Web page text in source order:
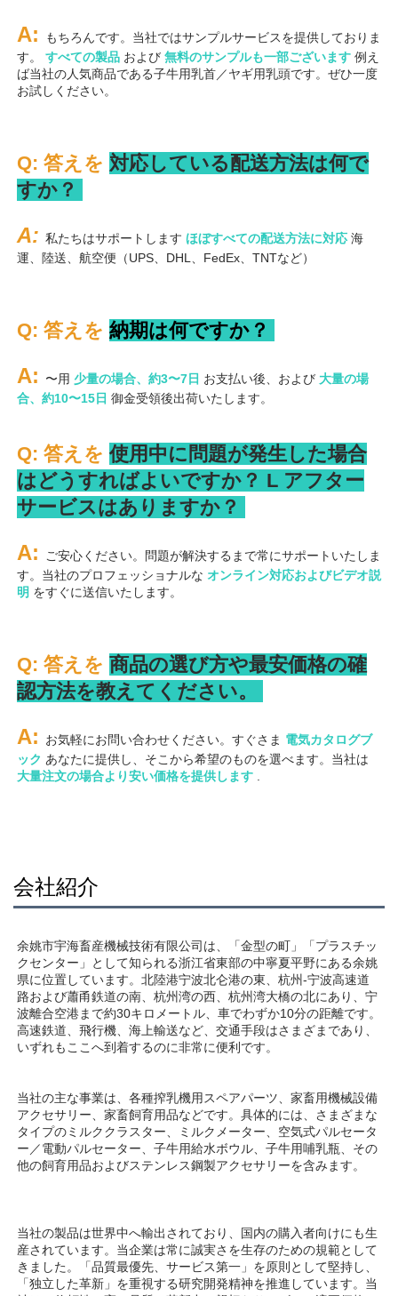
A:
もちろんです。当社ではサンプルサービスを提供しておりま
す。 すべての製品 および 無料のサンプルも一部ございます 例え
ば当社の人気商品である子牛用乳首／ヤギ用乳頭です。ぜひ一度
お試しください。
Q: 答えを 対応している配送方法は何で
すか？
A: 私たちはサポートします ほぼすべての配送方法に対応 海
運、陸送、航空便（UPS、DHL、FedEx、TNTなど）
Q: 答えを 納期は何ですか？
A: 〜用 少量の場合、約3〜7日 お支払い後、および 大量の場
合、約10〜15日 御金受領後出荷いたします。
Q: 答えを 使用中に問題が発生した場合
はどうすればよいですか？ L アフター
サービスはありますか？
A:
ご安心ください。問題が解決するまで常にサポートいたしま
す。当社のプロフェッショナルな オンライン対応およびビデオ説
明 をすぐに送信いたします。
Q: 答えを 商品の選び方や最安価格の確
認方法を教えてください。
A: お気軽にお問い合わせください。すぐさま 電気カタログブ
ック
大量注文の場合より安い価格を提供します .
会社紹介
余姚市宇海畜産機械技術有限公司は、「金型の町」「プラスチッ
クセンター」として知られる浙江省東部の中寧夏平野にある余姚
県に位置しています。北陸港宁波北仑港の東、杭州-宁波高速道
路および蕭甬鉄道の南、杭州湾の西、杭州湾大橋の北にあり、宁
波離合空港まで約30キロメートル、車でわずか10分の距離です。
高速鉄道、飛行機、海上輸送など、交通手段はさまざまであり、
いずれもここへ到着するのに非常に便利です。
当社の主な事業は、各種搾乳機用スペアパーツ、家畜用機械設備
アクセサリー、家畜飼育用品などです。具体的には、さまざまな
タイプのミルククラスター、ミルクメーター、空気式パルセータ
ー／電動パルセーター、子牛用給水ボウル、子牛用哺乳瓶、その
他の飼育用品およびステンレス鋼製アクセサリーを含みます。
当社の製品は世界中へ輸出されており、国内の購入者向けにも生
産されています。当企業は常に誠実さを生存のための規範として
きました。「品質最優先、サービス第一」を原則として堅持し、
「独立した革新」を重視する研究開発精神を推進しています。当